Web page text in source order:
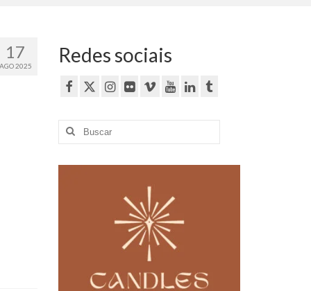
17
AGO 2025 Redes sociais
Buscar